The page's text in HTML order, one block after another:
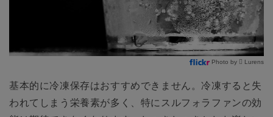
Photo by  Lurens
基本的に冷凍保存はおすすめできません。冷凍すると失
われてしまう栄養素が多く、特にスルフォラファンの効